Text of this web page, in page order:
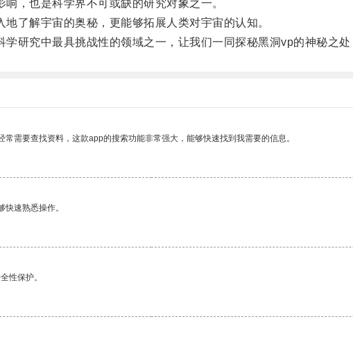
，也是科学界不可或缺的研究对象之一。
解宇宙的奥秘，更能够拓展人类对宇宙的认知。
究中最具挑战性的领域之一，让我们一同探秘黑洞vp的神秘之处
需要查找资料，这款app的搜索功能非常强大，能够快速找到我需要的信息。
速熟悉操作。
性保护。